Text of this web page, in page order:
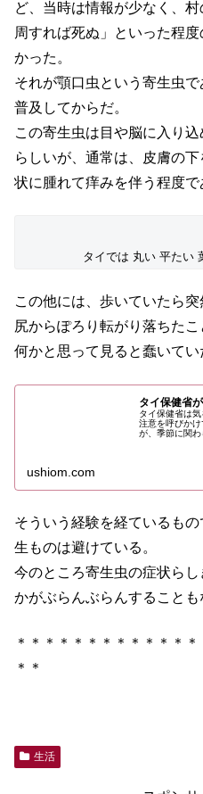
ど、当時は情報が少なく、
周すれば死ぬ」といった程
かった。
それが顎口虫という寄生虫
普及してからだ。
この寄生虫は目や脳に入り
らしいが、通常は、皮膚の
状に腫れて痒みを伴う程度で
タイでは 丸い 平たい
この他には、歩いていたら
尻からぽろり転がり落ちたこ
何かと思って見ると蠢いてい
タイ保健省
タイ保健省は
注意を呼びか
が、季節に関わ
ushiom.com
そういう経験を経ているもの
生ものは避けている。
今のところ寄生虫の症状ら
かがぶらんぶらんすることも
＊＊＊＊＊＊＊＊＊＊＊＊
＊＊
生活